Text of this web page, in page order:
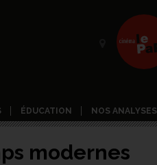
ÉDUCATION NOS ANALYSES
modernes